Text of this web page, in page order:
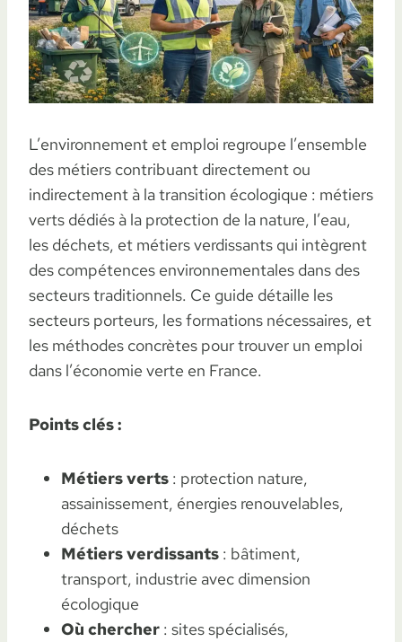
L’environnement et emploi regroupe l’ensemble
des métiers contribuant directement ou
indirectement à la transition écologique : métiers
verts dédiés à la protection de la nature, l’eau,
les déchets, et métiers verdissants qui intègrent
des compétences environnementales dans des
secteurs traditionnels. Ce guide détaille les
secteurs porteurs, les formations nécessaires, et
les méthodes concrètes pour trouver un emploi
dans l’économie verte en France.
Points clés :
Métiers verts : protection nature,
assainissement, énergies renouvelables,
déchets
Métiers verdissants : bâtiment,
transport, industrie avec dimension
écologique
Où chercher : sites spécialisés,